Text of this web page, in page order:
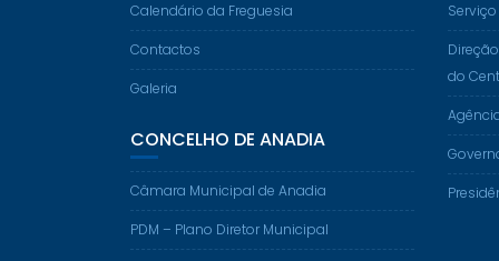
Calendário da Freguesia
Contactos
Galeria
CONCELHO DE ANADIA
Câmara Municipal de Anadia
PDM – Plano Diretor Municipal
do